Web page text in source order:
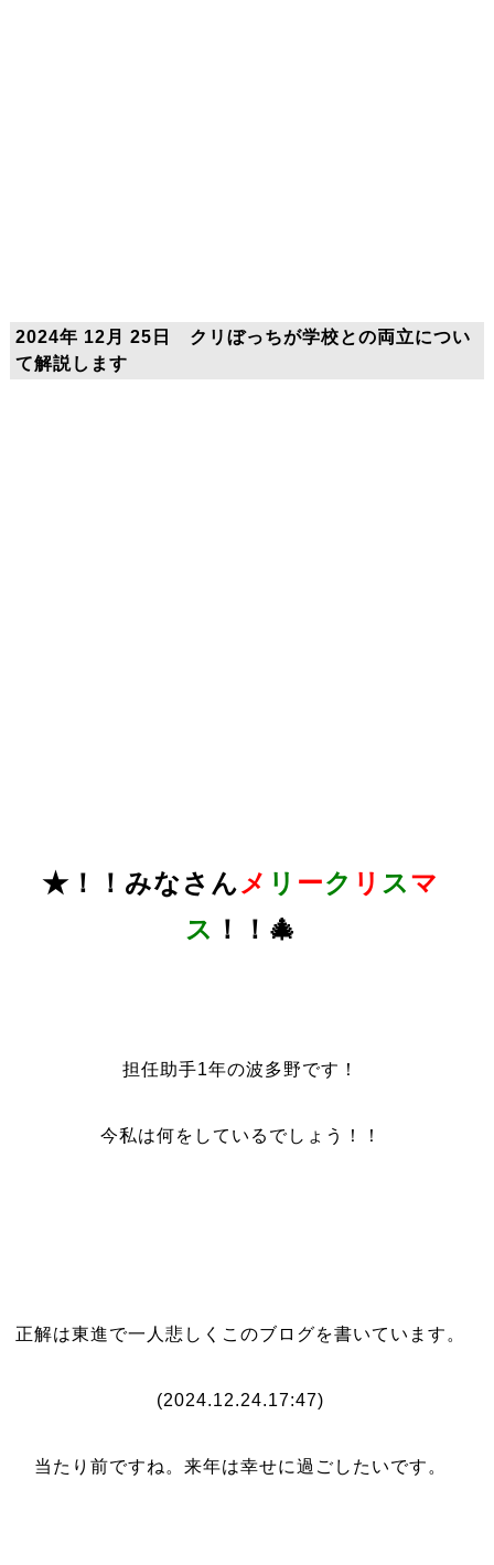
2024年 12月 25日 クリぼっちが学校との両立につい
て解説します
★！！みなさんメ リ ーク リ スマ
ス ！！🎄
担任助手1年の波多野です！
今私は何をしているでしょう！！
正解は東進で一人悲しくこのブログを書いています。
(2024.12.24.17:47)
当たり前ですね。来年は幸せに過ごしたいです。